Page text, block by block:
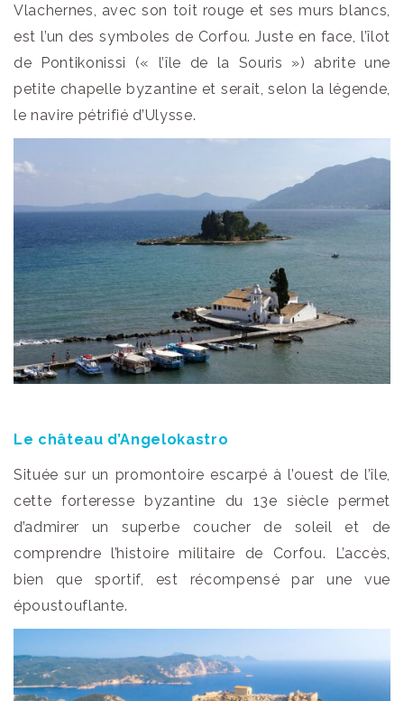
Vlachernes, avec son toit rouge et ses murs blancs,
est l’un des symboles de Corfou. Juste en face, l’îlot
de Pontikonissi (« l’île de la Souris ») abrite une
petite chapelle byzantine et serait, selon la légende,
le navire pétrifié d’Ulysse.
Le château d’Angelokastro
Située sur un promontoire escarpé à l’ouest de l’île,
cette forteresse byzantine du 13e siècle permet
d’admirer un superbe coucher de soleil et de
comprendre l’histoire militaire de Corfou. L’accès,
bien que sportif, est récompensé par une vue
époustouflante.